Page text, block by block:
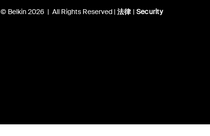
© Belkin 2026 | All Rights Reserved |法律 | Security